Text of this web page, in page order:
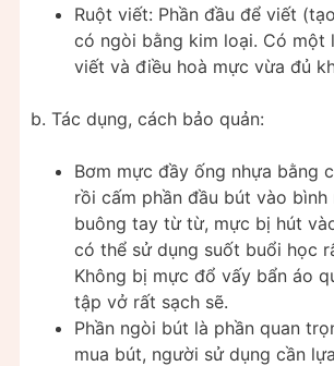
Ruột viết: Phần đầu để viết
có ngòi bằng kim loại. Có một
viết và điều hoà mực vừa đủ
b. Tác dụng, cách bảo quản:
Bơm mực đầy ống nhựa bằng
rồi cấm phần đầu bút vào bình
buông tay từ từ, mực bị hút
có thể sử dụng suốt buổi học
Không bị mực đổ vấy bẩn áo
tập vở rất sạch sẽ.
Phần ngòi bút là phần quan
mua bút, người sử dụng cần